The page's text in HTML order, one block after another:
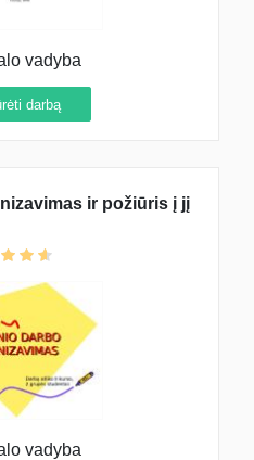
vadyba
darbą
ir požiūris į jį
vadyba